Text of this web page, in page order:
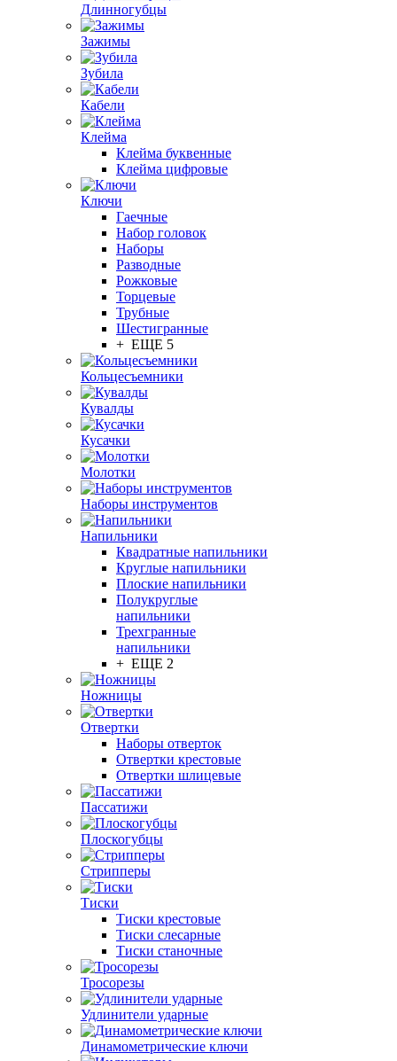
Длинногубцы
Зажимы
Зубила
Кабели
Клейма
Клейма буквенные
Клейма цифровые
Ключи
Гаечные
Набор головок
Наборы
Разводные
Рожковые
Торцевые
Трубные
Шестигранные
+ ЕЩЕ 5
Кольцесъемники
Кувалды
Кусачки
Молотки
Наборы инструментов
Напильники
Квадратные напильники
Круглые напильники
Плоские напильники
Полукруглые
напильники
Трехгранные
напильники
+ ЕЩЕ 2
Ножницы
Отвертки
Наборы отверток
Отвертки крестовые
Отвертки шлицевые
Пассатижи
Плоскогубцы
Стрипперы
Тиски
Тиски крестовые
Тиски слесарные
Тиски станочные
Тросорезы
Удлинители ударные
Динамометрические ключи